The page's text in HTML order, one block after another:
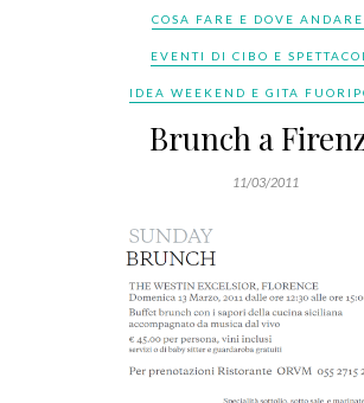
COSA FARE E DOVE
EVENTI DI CIBO E
IDEA WEEKEND E GITA
Brunch a
11/03/2011